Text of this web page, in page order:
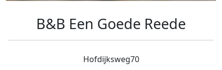
B&B Een Goede Reede
Hofdijksweg70